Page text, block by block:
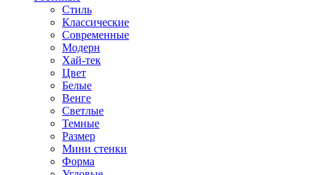
Стиль
Классические
Современные
Модерн
Хай-тек
Цвет
Белые
Венге
Светлые
Темные
Размер
Мини стенки
Форма